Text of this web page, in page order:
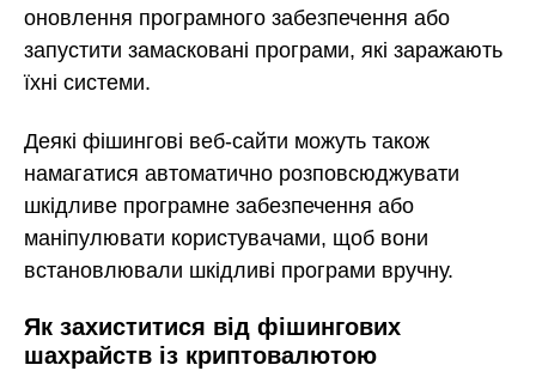
оновлення програмного забезпечення або
запустити замасковані програми, які заражають
їхні системи.
Деякі фішингові веб-сайти можуть також
намагатися автоматично розповсюджувати
шкідливе програмне забезпечення або
маніпулювати користувачами, щоб вони
встановлювали шкідливі програми вручну.
Як захиститися від фішингових
шахрайств із криптовалютою